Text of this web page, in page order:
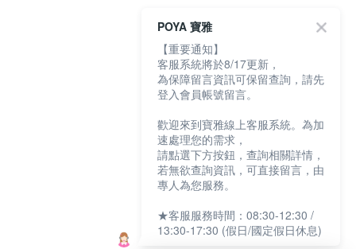
POYA 寶雅
【重要通知】
客服系統將於8/17更新，
為保障留言資訊可保留查詢，請先
登入會員帳號留言。
歡迎來到寶雅線上客服系統。為加
速處理您的需求，
請點選下方按鈕，查詢相關詳情，
若無欲查詢資訊，可直接留言，由
專人為您服務。
★客服服務時間：08:30-12:30 /
13:30-17:30 (假日/國定假日休息)